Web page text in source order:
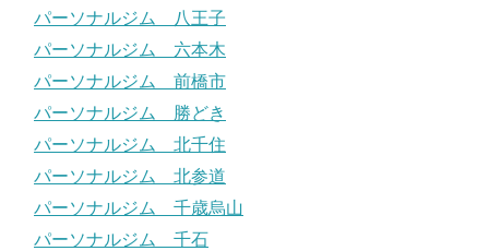
パーソナルジム 八王子
パーソナルジム 六本木
パーソナルジム 前橋市
パーソナルジム 勝どき
パーソナルジム 北千住
パーソナルジム 北参道
パーソナルジム 千歳烏山
パーソナルジム 千石